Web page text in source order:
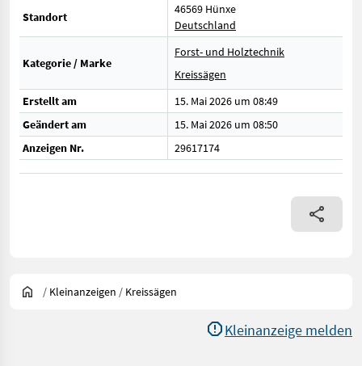
Standort
46569 Hünxe
Deutschland
Kategorie / Marke
Forst- und Holztechnik
Kreissägen
Erstellt am
15. Mai 2026 um 08:49
Geändert am
15. Mai 2026 um 08:50
Anzeigen Nr.
29617174
/ Kleinanzeigen / Kreissägen
Kleinanzeige melden